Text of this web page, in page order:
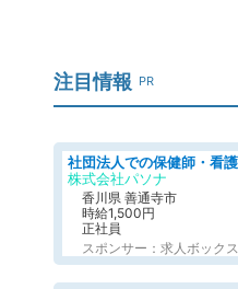
注目情報 PR
株式会社パソナ
香川県 善通寺市
時給1,500円
正社員
スポンサー：求人ボックス